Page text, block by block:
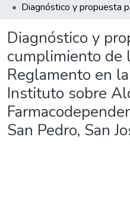
Diagnóstico y
Diagnóstico y
cumplimiento de
Reglamento en
Instituto sobre
San Pedro, San